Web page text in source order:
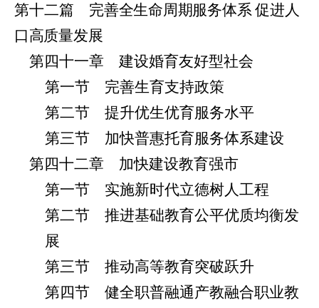
第十二篇 完善全生命周期服务体系 促进人
口高质量发展
第四十一章 建设婚育友好型社会
第一节 完善生育支持政策
第二节 提升优生优育服务水平
第三节 加快普惠托育服务体系建设
第四十二章 加快建设教育强市
第一节 实施新时代立德树人工程
第二节 推进基础教育公平优质均衡发
展
第三节 推动高等教育突破跃升
第四节 健全职普融通产教融合职业教